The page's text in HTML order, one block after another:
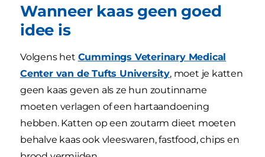
Wanneer kaas geen goed
idee is
Volgens het Cummings Veterinary Medical
Center van de Tufts University, moet je katten
geen kaas geven als ze hun zoutinname
moeten verlagen of een hartaandoening
hebben. Katten op een zoutarm dieet moeten
behalve kaas ook vleeswaren, fastfood, chips en